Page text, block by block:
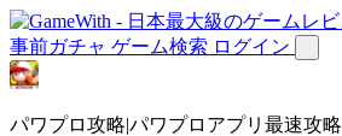
事前ガチャ ゲーム検索 ログイン
パワプロ攻略|パワプロアプリ最速攻略